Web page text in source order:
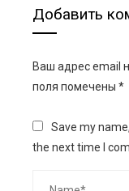
Добавить
Ваш адрес email
поля помечены *
Save my
the next time I